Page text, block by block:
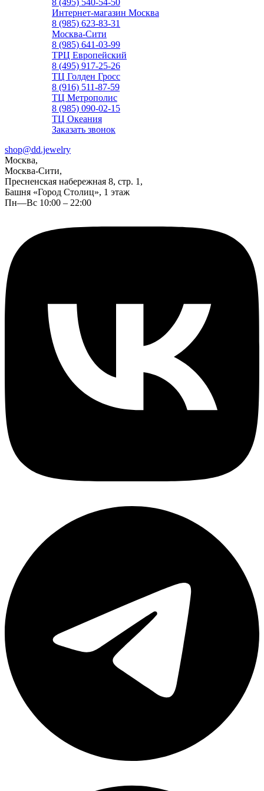
8 (495) 540-54-50
Интернет-магазин Москва
8 (985) 623-83-31
Москва-Сити
8 (985) 641-03-99
ТРЦ Европейский
8 (495) 917-25-26
ТЦ Голден Гросс
8 (916) 511-87-59
ТЦ Метрополис
8 (985) 090-02-15
ТЦ Океания
Заказать звонок
shop@dd.jewelry
Москва,
Москва-Сити,
Пресненская набережная 8, стр. 1,
Башня «Город Столиц», 1 этаж
Пн—Вс 10:00 – 22:00